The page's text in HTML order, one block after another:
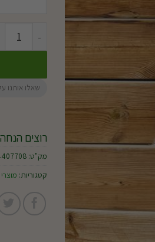
כמות של
שאלו אותנו
רוצים
מק"ט:
קטגוריות: